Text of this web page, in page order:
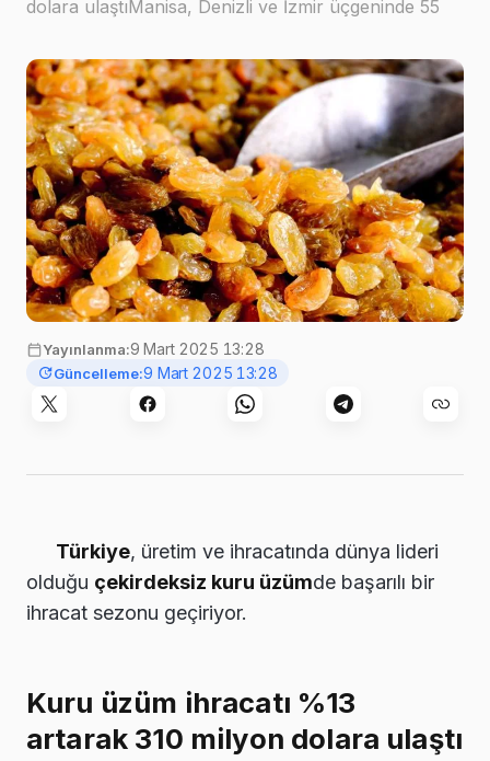
dolara ulaştıManisa, Denizli ve İzmir üçgeninde 55
ihracatı, 2024/25 sezonunun ilk yarısınd…
Görsel:gregroose
Yayınlanma:9 Mart 2025 13:28
Güncelleme:9 Mart 2025 13:28
Türkiye, üretim ve ihracatında dünya lideri
olduğu çekirdeksiz kuru üzümde başarılı bir
ihracat sezonu geçiriyor.
Kuru üzüm ihracatı %13
artarak 310 milyon dolara ulaştı